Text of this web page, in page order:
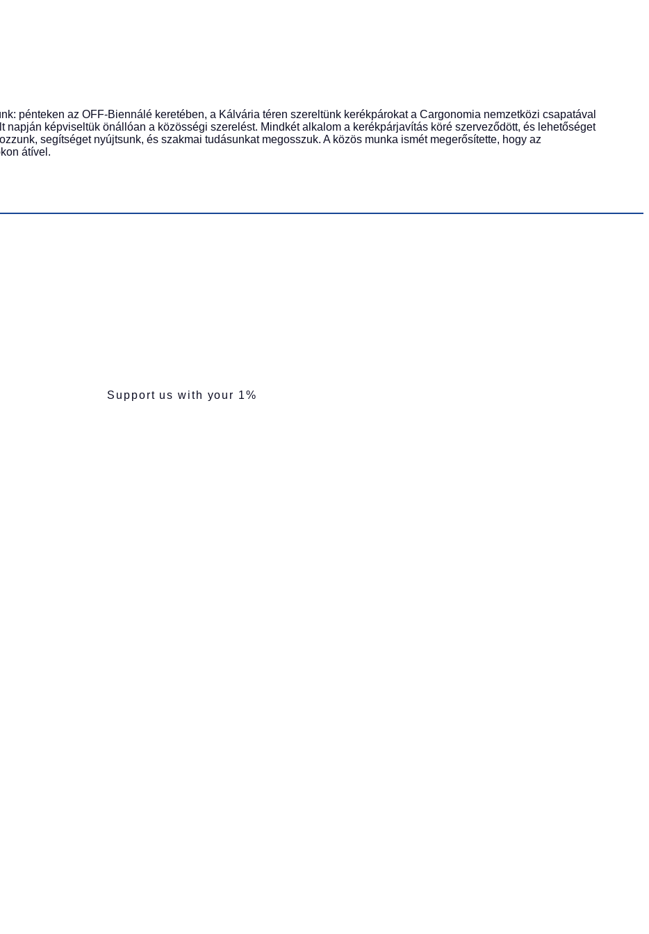
pénteken az OFF-Biennálé keretében, a Kálvária téren szereltünk kerékpárokat a Cargonomia nemzetközi csapatával
napján képviseltük önállóan a közösségi szerelést. Mindkét alkalom a kerékpárjavítás köré szerveződött, és lehetőséget
segítséget nyújtsunk, és szakmai tudásunkat megosszuk. A közös munka ismét megerősítette, hogy az
átível.
Support us with your 1%